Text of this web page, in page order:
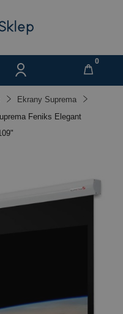
Ekrany Suprema
Feniks Elegant